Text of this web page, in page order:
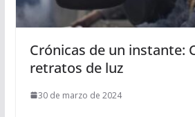
Crónicas de un instante:
retratos de luz
30 de marzo de 2024